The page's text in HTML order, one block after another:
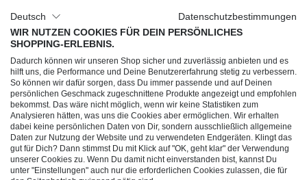
Cookie-Einstellungen
Du hast Fragen?
Unsere Socials
Deutsch
Datenschutzbestimmungen
WIR NUTZEN COOKIES FÜR DEIN PERSÖNLICHES
SHOPPING-ERLEBNIS.
Dadurch können wir unseren Shop sicher und zuverlässig anbieten und es
hilft uns, die Performance und Deine Benutzererfahrung stetig zu verbessern.
So können wir dafür sorgen, dass Du immer passende und auf Deinen
persönlichen Geschmack zugeschnittene Produkte angezeigt und empfohlen
bekommst. Das wäre nicht möglich, wenn wir keine Statistiken zum
Analysieren hätten, was uns die Cookies aber ermöglichen. Wir erhalten
dabei keine persönlichen Daten von Dir, sondern ausschließlich allgemeine
Daten zur Nutzung der Website und zu verwendeten Endgeräten. Klingt das
gut für Dich? Dann stimmst Du mit Klick auf "OK, geht klar" der Verwendung
unserer Cookies zu. Wenn Du damit nicht einverstanden bist, kannst Du
unter "Einstellungen" auch nur die erforderlichen Cookies zulassen, die für